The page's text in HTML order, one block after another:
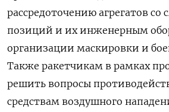
рассредоточению агрегатов со
позиций и их инженерным
организации маскировки и
Также ракетчикам в рамках
решить вопросы
средствам воздушного